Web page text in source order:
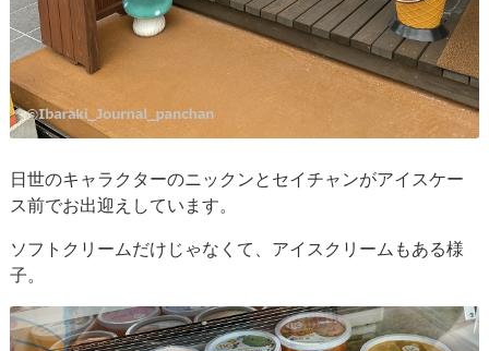
日世のキャラクターのニックンとセイチャンがアイスケー
ス前でお出迎えしています。
ソフトクリームだけじゃなくて、アイスクリームもある様
子。